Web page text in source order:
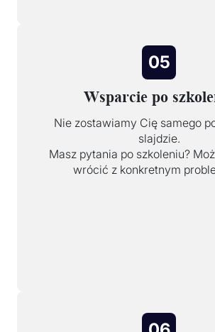
05
Wsparcie po
Nie zostawiamy Cię samego
slajdzie.
Masz pytania po szkoleniu?
wrócić z konkretnym